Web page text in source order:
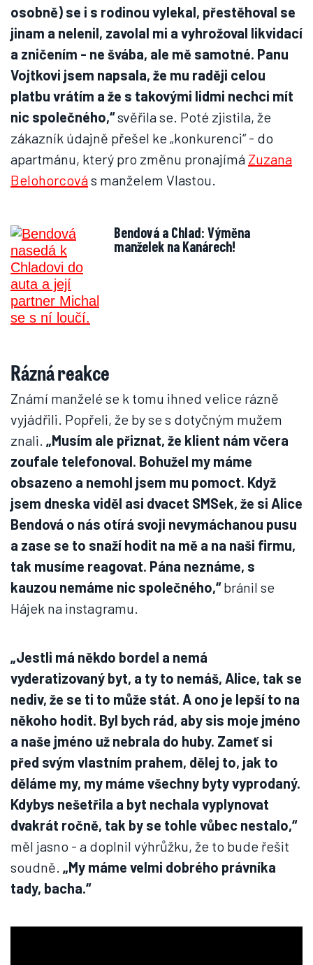
osobně) se i s rodinou vylekal, přestěhoval se
jinam a nelenil, zavolal mi a vyhrožoval likvidací
a zničením - ne švába, ale mě samotné. Panu
Vojtkovi jsem napsala, že mu raději celou
platbu vrátím a že s takovými lidmi nechci mít
nic společného,“svěřila se. Poté zjistila, že
zákazník údajně přešel ke „konkurenci“ - do
apartmánu, který pro změnu pronajímá Zuzana
Belohorcovás manželem Vlastou.
Bendová a Chlad: Výměna
manželek na Kanárech!
Rázná reakce
Známí manželé se k tomu ihned velice rázně
vyjádřili. Popřeli, že by se s dotyčným mužem
znali. „Musím ale přiznat, že klient nám včera
zoufale telefonoval. Bohužel my máme
obsazeno a nemohl jsem mu pomoct. Když
jsem dneska viděl asi dvacet SMSek, že si Alice
Bendová o nás otírá svoji nevymáchanou pusu
a zase se to snaží hodit na mě a na naši firmu,
tak musíme reagovat. Pána neznáme, s
kauzou nemáme nic společného,“bránil se
Hájek na instagramu.
„Jestli má někdo bordel a nemá
vyderatizovaný byt, a ty to nemáš, Alice, tak se
nediv, že se ti to může stát. A ono je lepší to na
někoho hodit. Byl bych rád, aby sis moje jméno
a naše jméno už nebrala do huby. Zameť si
před svým vlastním prahem, dělej to, jak to
děláme my, my máme všechny byty vyprodaný.
Kdybys nešetřila a byt nechala vyplynovat
dvakrát ročně, tak by se tohle vůbec nestalo,“
měl jasno - a doplnil výhrůžku, že to bude řešit
soudně. „My máme velmi dobrého právníka
tady, bacha.“